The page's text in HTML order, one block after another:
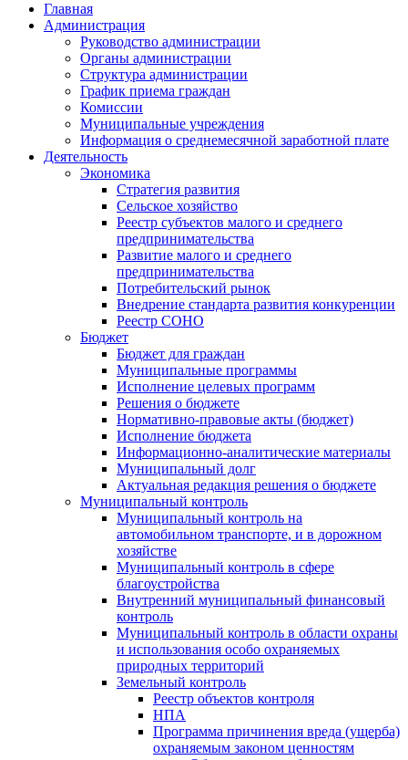
Главная
Администрация
Руководство администрации
Органы администрации
Структура администрации
График приема граждан
Комиссии
Муниципальные учреждения
Информация о среднемесячной заработной плате
Деятельность
Экономика
Стратегия развития
Сельское хозяйство
Реестр субъектов малого и среднего
предпринимательства
Развитие малого и среднего
предпринимательства
Потребительский рынок
Внедрение стандарта развития конкуренции
Реестр СОНО
Бюджет
Бюджет для граждан
Муниципальные программы
Исполнение целевых программ
Решения о бюджете
Нормативно-правовые акты (бюджет)
Исполнение бюджета
Информационно-аналитические материалы
Муниципальный долг
Актуальная редакция решения о бюджете
Муниципальный контроль
Муниципальный контроль на
автомобильном транспорте, и в дорожном
хозяйстве
Муниципальный контроль в сфере
благоустройства
Внутренний муниципальный финансовый
контроль
Муниципальный контроль в области охраны
и использования особо охраняемых
природных территорий
Земельный контроль
Реестр объектов контроля
НПА
Программа причинения вреда (ущерба)
охраняемым законом ценностям